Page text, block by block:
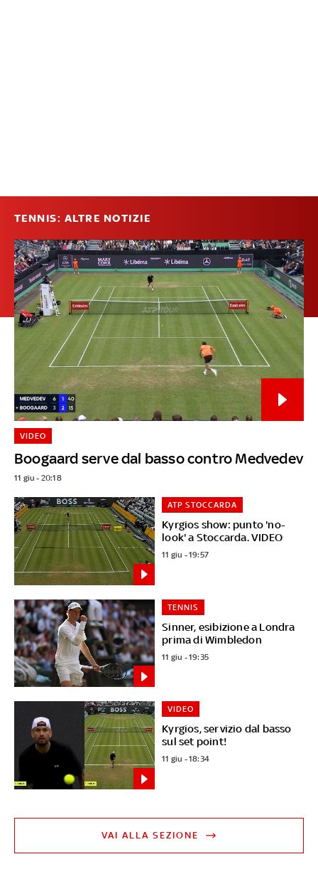
TENNIS: ALTRE NOTIZIE
Boogaard serve dal basso contro Medvedev
VIDEO
11 giu - 20:18
Kyrgios show: punto 'no-
look' a Stoccarda. VIDEO
ATP STOCCARDA
11 giu - 19:57
Sinner, esibizione a Londra
prima di Wimbledon
TENNIS
11 giu - 19:35
Kyrgios, servizio dal basso
sul set point!
VIDEO
11 giu - 18:34
VAI ALLA SEZIONE